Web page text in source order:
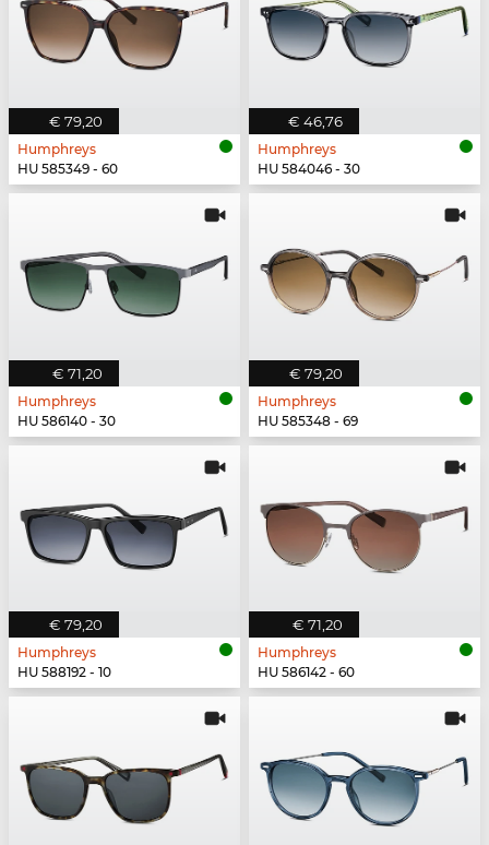
€ 79,20
Humphreys
HU 585349 - 60
€ 46,76
Humphreys
HU 584046 - 30
€ 71,20
Humphreys
HU 586140 - 30
€ 79,20
Humphreys
HU 585348 - 69
€ 79,20
Humphreys
HU 588192 - 10
€ 71,20
Humphreys
HU 586142 - 60